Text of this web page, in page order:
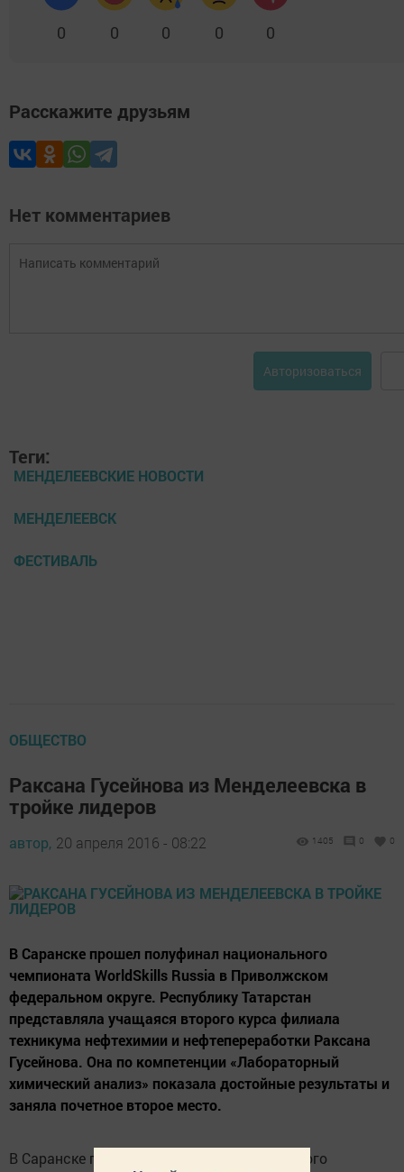
0 0 0 0 0
Расскажите друзьям
Нет комментариев
Авторизоваться
Теги:
МЕНДЕЛЕЕВСКИЕ НОВОСТИ
МЕНДЕЛЕЕВСК
ФЕСТИВАЛЬ
ОБЩЕСТВО
Раксана Гусейнова из Менделеевска в
тройке лидеров
автор, 20 апреля 2016 - 08:22 1405 0 0
В Саранске прошел полуфинал национального
чемпионата WorldSkills Russia в Приволжском
федеральном округе. Республику Татарстан
представляла учащаяся второго курса филиала
техникума нефтехимии и нефтепереработки Раксана
Гусейнова. Она по компетенции «Лабораторный
химический анализ» показала достойные результаты и
заняла почетное второе место.
В Саранске прошел полуфинал национального